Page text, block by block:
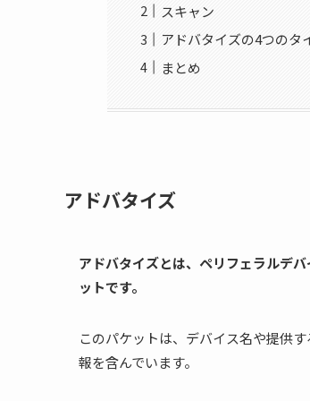
スキャン
アドバタイズの4つのタ
まとめ
アドバタイズ
アドバタイズとは、ペリフェラルデ
ットです。
このパケットは、デバイス名や提供
報を含んでいます。